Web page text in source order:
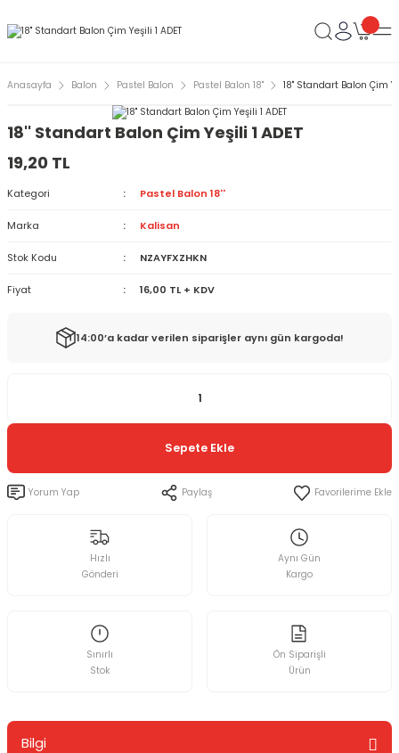
Anasayfa Balon Pastel Balon Pastel Balon 18'' 18'' Standart Balon Çim
18'' Standart Balon Çim Yeşili 1 ADET
19,20 TL
Kategori Pastel Balon 18''
Marka Kalisan
Stok Kodu NZAYFXZHKN
Fiyat 16,00 TL + KDV
14:00’a kadar verilen siparişler aynı gün kargoda!
Sepete Ekle
Yorum Yap Paylaş
Hızlı
Gönderi
Aynı Gün
Kargo
Sınırlı
Stok
Ön Siparişli
Ürün
Bilgi